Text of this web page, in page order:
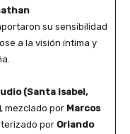
su sensibilidad
a la visión íntima y
(Santa Isabel,
, mezclado por Marcos
por Orlando